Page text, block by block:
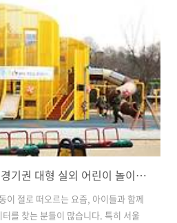
감을 느껴 보고 직접 읽고 정리한 이
야가 확장되는 기회를 함께 나눠보고
: 산만한 아이의 특별한 잠재력저자
이의 특별한 잠재력』은 단순히 ..
<아이랑 함께 1탄> 서울·경기권 대형 실외 어린이 놀이터 5곳
이 절로 떠오르는 요즘, 아이들과 함께
를 찾는 분들이 많습니다. 특히 서울